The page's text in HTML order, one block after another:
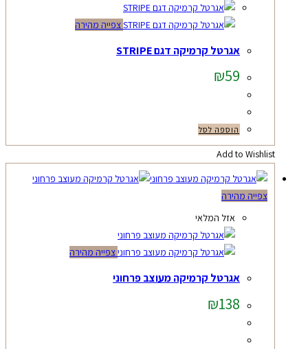
צפייה מהירה
אגרטל קרמיקה דגם STRIPE
₪59
הוספה לסל
Add to Wishlist
צפייה מהירה
אזל המלאי
צפייה מהירה
אגרטל קרמיקה מעוצב פרחוני
₪138